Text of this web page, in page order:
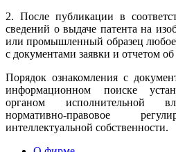
2. После публикации в
сведений о выдаче патента на
или промышленный образец любое
с документами заявки и отчетом
Порядок ознакомления с
информационном поиске
органом исполнительной
нормативно-правовое
интеллектуальной собственности.